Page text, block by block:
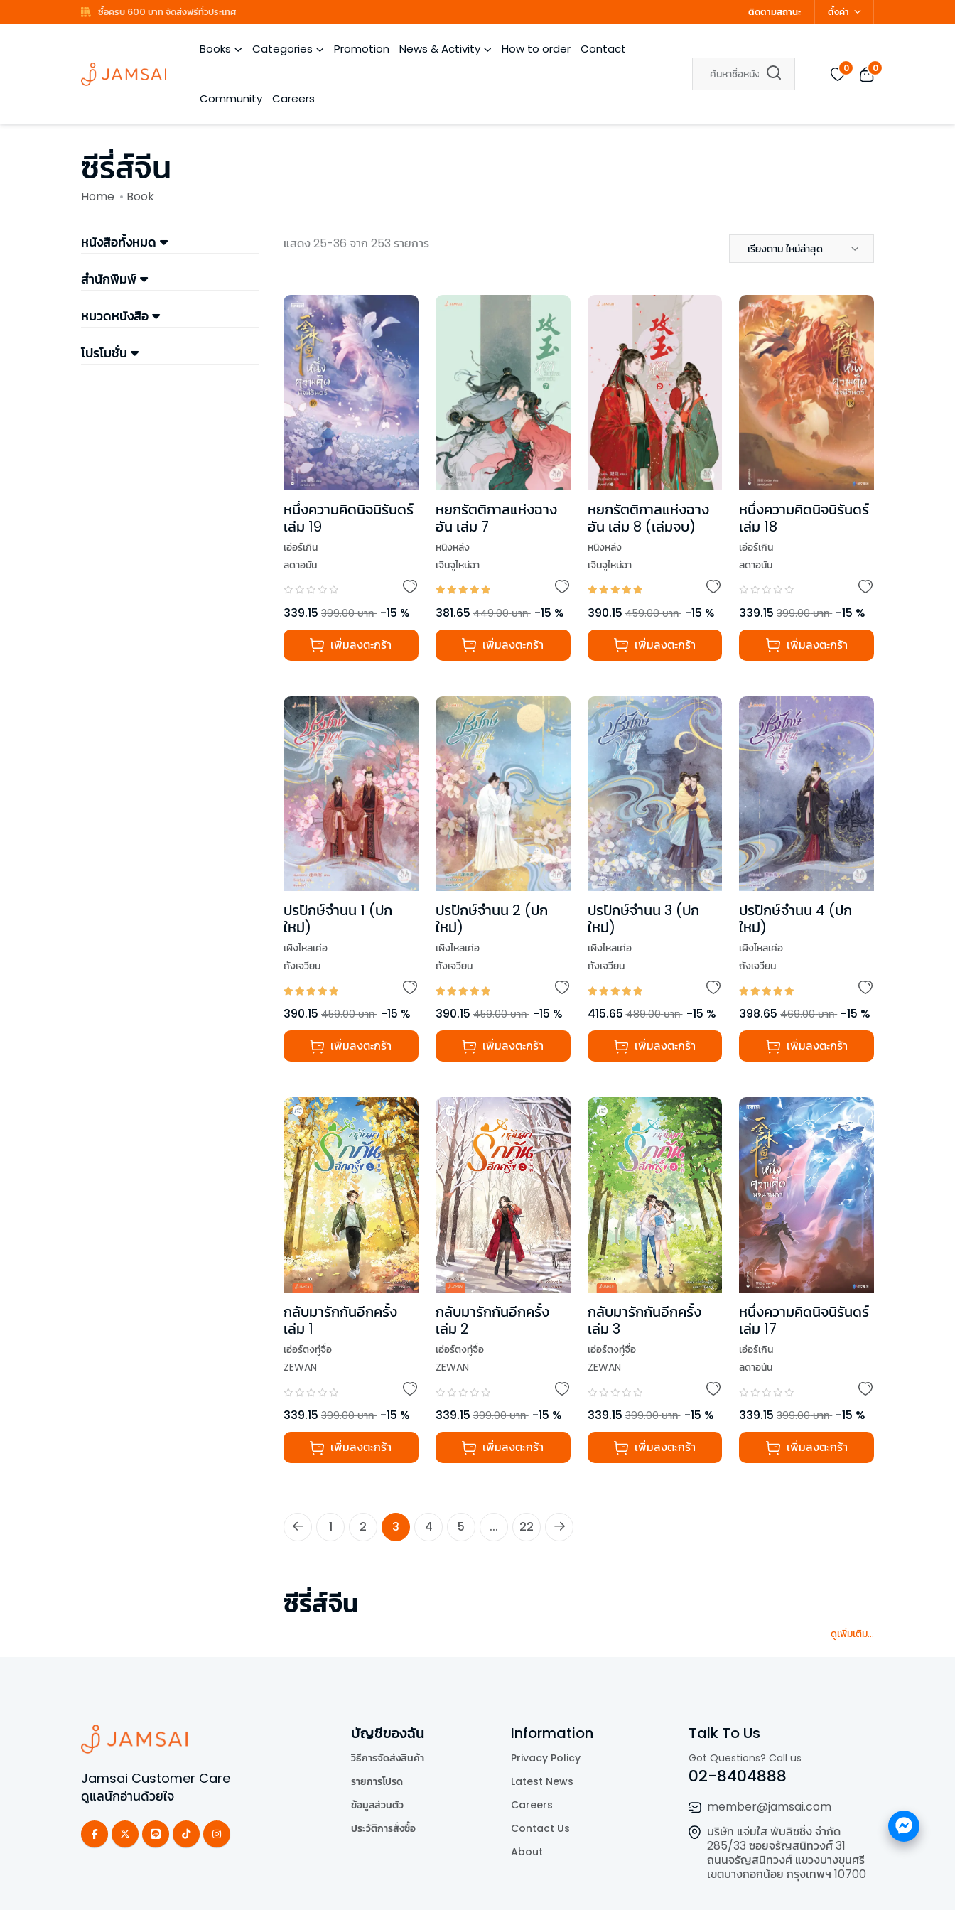
ซื้อครบ 600 บาท จัดส่งฟรีทั่วประเทศ ติดตามสถานะ ตั้งค่า
Books Categories Promotion News & Activity How to order Contact
Community Careers
0 0
ซีรี่ส์จีน
Home Book
หนังสือทั้งหมด
สำนักพิมพ์
หมวดหนังสือ
โปรโมชั่น
แสดง 25-36 จาก 253 รายการ เรียงตาม ใหม่ล่าสุด
หนึ่งความคิดนิจนิรันดร์
เล่ม 19
เอ่อร์เกิน
ลดาอนัน
339.15 399.00 บาท -15 %
เพิ่มลงตะกร้า
หยกรัตติกาลแห่งฉาง
อัน เล่ม 7
หนิงหล่ง
เจินจูไหน่ฉา
381.65 449.00 บาท -15 %
เพิ่มลงตะกร้า
หยกรัตติกาลแห่งฉาง
อัน เล่ม 8 (เล่มจบ)
หนิงหล่ง
เจินจูไหน่ฉา
390.15 459.00 บาท -15 %
เพิ่มลงตะกร้า
หนึ่งความคิดนิจนิรันดร์
เล่ม 18
เอ่อร์เกิน
ลดาอนัน
339.15 399.00 บาท -15 %
เพิ่มลงตะกร้า
ปรปักษ์จำนน 1 (ปก
ใหม่)
เผิงไหลเค่อ
ถังเจวียน
390.15 459.00 บาท -15 %
เพิ่มลงตะกร้า
ปรปักษ์จำนน 2 (ปก
ใหม่)
เผิงไหลเค่อ
ถังเจวียน
390.15 459.00 บาท -15 %
เพิ่มลงตะกร้า
ปรปักษ์จำนน 3 (ปก
ใหม่)
เผิงไหลเค่อ
ถังเจวียน
415.65 489.00 บาท -15 %
เพิ่มลงตะกร้า
ปรปักษ์จำนน 4 (ปก
ใหม่)
เผิงไหลเค่อ
ถังเจวียน
398.65 469.00 บาท -15 %
เพิ่มลงตะกร้า
กลับมารักกันอีกครั้ง
เล่ม 1
เอ่อร์ตงทู่จื่อ
ZEWAN
339.15 399.00 บาท -15 %
เพิ่มลงตะกร้า
กลับมารักกันอีกครั้ง
เล่ม 2
เอ่อร์ตงทู่จื่อ
ZEWAN
339.15 399.00 บาท -15 %
เพิ่มลงตะกร้า
กลับมารักกันอีกครั้ง
เล่ม 3
เอ่อร์ตงทู่จื่อ
ZEWAN
339.15 399.00 บาท -15 %
เพิ่มลงตะกร้า
หนึ่งความคิดนิจนิรันดร์
เล่ม 17
เอ่อร์เกิน
ลดาอนัน
339.15 399.00 บาท -15 %
เพิ่มลงตะกร้า
1 2 3 4 5 ... 22
ซีรี่ส์จีน
ดูเพิ่มเติม...
Jamsai Customer Care
ดูแลนักอ่านด้วยใจ
บัญชีของฉัน
วิธีการจัดส่งสินค้า
รายการโปรด
ข้อมูลส่วนตัว
ประวัติการสั่งซื้อ
Information
Privacy Policy
Latest News
Careers
Contact Us
About
Talk To Us
Got Questions? Call us
02-8404888
member@jamsai.com
บริษัท แจ่มใส พับลิชชิ่ง จำกัด
285/33 ซอยจรัญสนิทวงศ์ 31
ถนนจรัญสนิทวงศ์ แขวงบางขุนศรี
เขตบางกอกน้อย กรุงเทพฯ 10700